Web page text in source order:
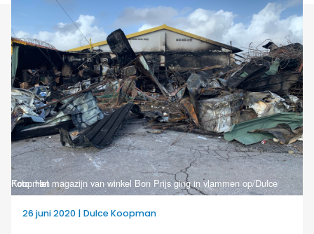
Foto: Het magazijn van winkel Bon Prijs ging in vlammen op/Dulce Koopman
26 juni 2020 | Dulce Koopman